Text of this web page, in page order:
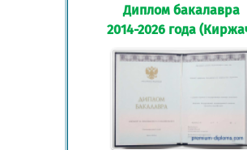
Диплом бакалавра
2014-2026 года